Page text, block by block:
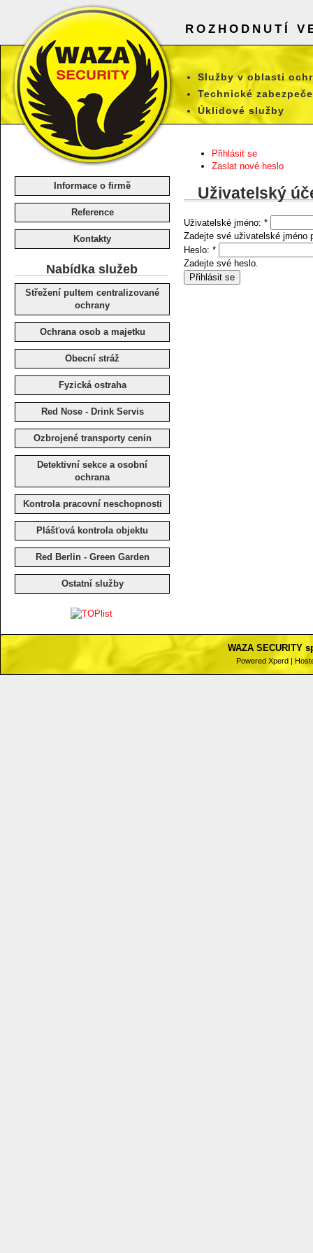
bezpečnostní agentura
ROZHODNUTÍ
Služby v oblasti
Technické
Úklidové služby
Přihlásit se
Zaslat nové heslo
Uživatelský
Uživatelské jméno: *
Zadejte své uživatelské jméno
Heslo: *
Zadejte své heslo.
Informace o firmě
Reference
Kontakty
Nabídka služeb
Střežení pultem centralizované
ochrany
Ochrana osob a majetku
Obecní stráž
Fyzická ostraha
Red Nose - Drink Servis
Ozbrojené transporty cenin
Detektivní sekce a osobní
ochrana
Kontrola pracovní neschopnosti
Plášťová kontrola objektu
Red Berlin - Green Garden
Ostatní služby
WAZA SECURITY
Powered Xperd |